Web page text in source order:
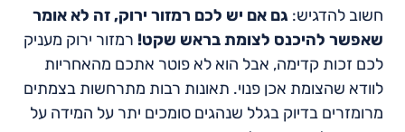
חשוב להדגיש: גם אם יש לכם רמזור ירוק, זה לא אומר
שאפשר להיכנס לצומת בראש שקט! רמזור ירוק מעניק
לכם זכות קדימה, אבל הוא לא פוטר אתכם מהאחריות
לוודא שהצומת אכן פנוי. תאונות רבות מתרחשות בצמתים
מרומזרים בדיוק בגלל שנהגים סומכים יתר על המידה על